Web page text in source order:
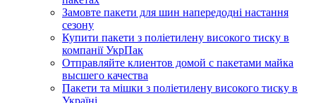
Замовте пакети для шин напередодні настання
сезону
Купити пакети з поліетилену високого тиску в
компанії УкрПак
Отправляйте клиентов домой с пакетами майка
высшего качества
Пакети та мішки з поліетилену високого тиску в
Україні